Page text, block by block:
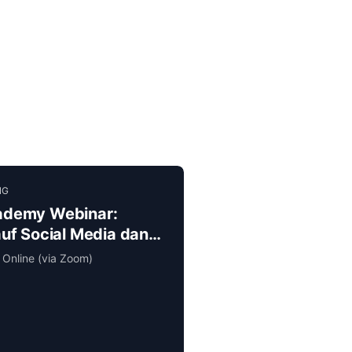
Webinar:
Social Media dank
Online (via Zoom)